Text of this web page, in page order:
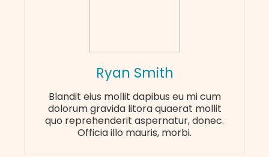
Ryan Smith
Blandit eius mollit dapibus eu mi cum
dolorum gravida litora quaerat mollit
quo reprehenderit aspernatur, donec.
Officia illo mauris, morbi.